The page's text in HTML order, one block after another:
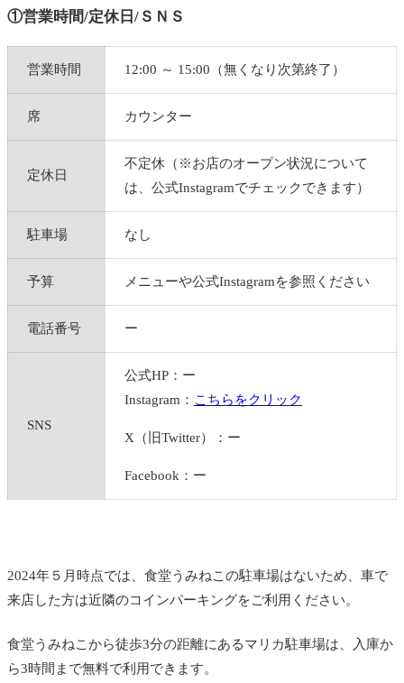
①営業時間/定休日/ＳＮＳ
営業時間 12:00 ～ 15:00（無くなり次第終了）
席 カウンター
定休日
不定休 （※お店のオープン状況について
は、公式Instagramでチェックできます）
駐車場 なし
予算 メニューや公式Instagramを参照ください
電話番号 ー
SNS
公式HP：ー
Instagram： こちらをクリック
X（旧Twitter）：ー
Facebook：ー
2024年５月時点では、食堂うみねこの駐車場はないため、車で
来店した方は近隣のコインパーキングをご利用ください。
食堂うみねこから徒歩3分の距離にあるマリカ駐車場は、入庫か
ら3時間まで無料で利用できます。